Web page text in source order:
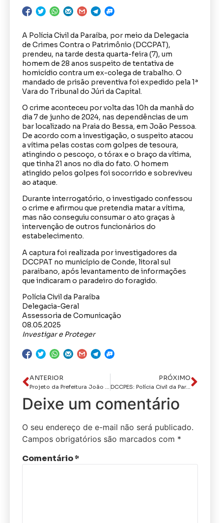
A Polícia Civil da Paraíba, por meio da Delegacia
de Crimes Contra o Patrimônio (DCCPAT),
prendeu, na tarde desta quarta-feira (7), um
homem de 28 anos suspeito de tentativa de
homicídio contra um ex-colega de trabalho. O
mandado de prisão preventiva foi expedido pela 1ª
Vara do Tribunal do Júri da Capital.
O crime aconteceu por volta das 10h da manhã do
dia 7 de junho de 2024, nas dependências de um
bar localizado na Praia do Bessa, em João Pessoa.
De acordo com a investigação, o suspeito atacou
a vítima pelas costas com golpes de tesoura,
atingindo o pescoço, o tórax e o braço da vítima,
que tinha 21 anos no dia do fato. O homem
atingido pelos golpes foi socorrido e sobreviveu
ao ataque.
Durante interrogatório, o investigado confessou
o crime e afirmou que pretendia matar a vítima,
mas não conseguiu consumar o ato graças à
intervenção de outros funcionários do
estabelecimento.
A captura foi realizada por investigadores da
DCCPAT no município de Conde, litoral sul
paraibano, após levantamento de informações
que indicaram o paradeiro do foragido.
Polícia Civil da Paraíba
Delegacia-Geral
Assessoria de Comunicação
08.05.2025
Investigar e Proteger
ANTERIOR
Projeto da Prefeitura João Pessoa é destaque em reportagem do Ministério do Desenvolvimento Social e Combate à Fome
PRÓXIMO
DCCPES: Polícia Civil da Paraíba prende suspeito de feminicídio no bairro do Bessa
Deixe um comentário
O seu endereço de e-mail não será publicado.
Campos obrigatórios são marcados com *
Comentário*